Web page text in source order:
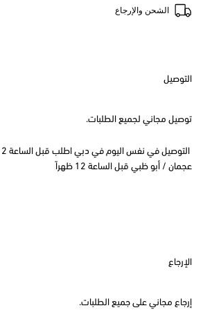
الشحن والإرجاع
التوصيل
توصيل مجاني لجميع الطلبات.
عجمان / أبو ظبي قبل الساعة 12 ظهراً
الإرجاع
إرجاع مجاني على جميع الطلبات.